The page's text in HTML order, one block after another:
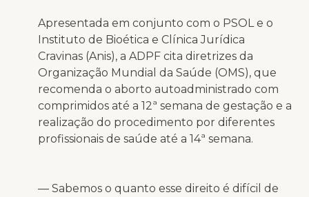
Apresentada em conjunto com o PSOL e o
Instituto de Bioética e Clínica Jurídica
Cravinas (Anis), a ADPF cita diretrizes da
Organização Mundial da Saúde (OMS), que
recomenda o aborto autoadministrado com
comprimidos até a 12ª semana de gestação e a
realização do procedimento por diferentes
profissionais de saúde até a 14ª semana.
— Sabemos o quanto esse direito é difícil de